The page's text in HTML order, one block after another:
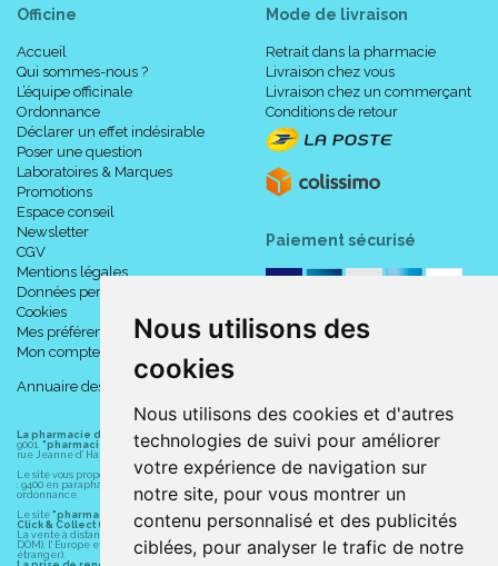
Nous utilisons des
cookies
Nous utilisons des cookies et d'autres
technologies de suivi pour améliorer
votre expérience de navigation sur
notre site, pour vous montrer un
contenu personnalisé et des publicités
ciblées, pour analyser le trafic de notre
Officine
Accueil
Qui sommes-nous ?
L’équipe officinale
Ordonnance
Déclarer un effet indésirable
Poser une question
Laboratoires & Marques
Promotions
Espace conseil
Newsletter
CGV
Mentions légales
Données personnelles
Cookies
Mes préférences Cookies
Mon compte
Annuaire des pharmacies
Mode de livraison
Retrait dans la pharmacie
Livraison chez vous
Livraison chez un commerçant
Conditions de retour
Paiement sécurisé
La pharmacie du centre à Albert (80300) est une pharmacie française certifiée ISO
9001. "pharmacie-du-centre-albert.fr "est le site internet de la pharmacie du centre
rue Jeanne d' Harcourt, 80300 Albert.
Le site vous propose un large choix de plus de 11000 références, au prix les plus bas possible
: 9400 en parapharmacie, animaux, orthopédie, matériel médical. 1700 en médicaments sans
ordonnance.
Le site "pharmacie-du-centre-albert.fr" vous propose les service suivants :
Click & Collect (retrait gratuit dans la pharmacie).
La vente à distance chez vous et/ou chez un commerçant sur la France (Andorre, Monaco et
DOM), l' Europe et le monde entier (livraison assuré par Colissimo et ses partenaires à l'
étranger).